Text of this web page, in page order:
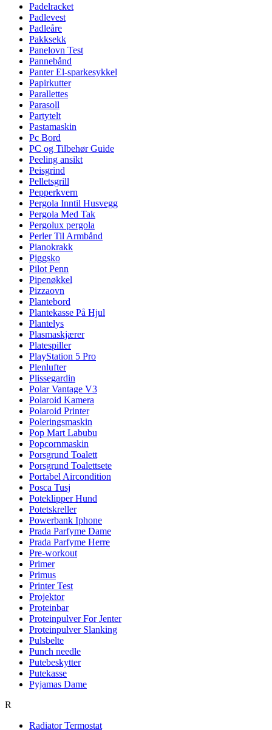
Padelracket
Padlevest
Padleåre
Pakksekk
Panelovn Test
Pannebånd
Panter El-sparkesykkel
Papirkutter
Parallettes
Parasoll
Partytelt
Pastamaskin
Pc Bord
PC og Tilbehør Guide
Peeling ansikt
Peisgrind
Pelletsgrill
Pepperkvern
Pergola Inntil Husvegg
Pergola Med Tak
Pergolux pergola
Perler Til Armbånd
Pianokrakk
Piggsko
Pilot Penn
Pipenøkkel
Pizzaovn
Plantebord
Plantekasse På Hjul
Plantelys
Plasmaskjærer
Platespiller
PlayStation 5 Pro
Plenlufter
Plissegardin
Polar Vantage V3
Polaroid Kamera
Polaroid Printer
Poleringsmaskin
Pop Mart Labubu
Popcornmaskin
Porsgrund Toalett
Porsgrund Toalettsete
Portabel Aircondition
Posca Tusj
Poteklipper Hund
Potetskreller
Powerbank Iphone
Prada Parfyme Dame
Prada Parfyme Herre
Pre-workout
Primer
Primus
Printer Test
Projektor
Proteinbar
Proteinpulver For Jenter
Proteinpulver Slanking
Pulsbelte
Punch needle
Putebeskytter
Putekasse
Pyjamas Dame
R
Radiator Termostat